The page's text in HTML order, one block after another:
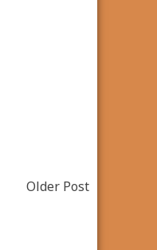
Older Post